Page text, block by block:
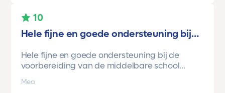
Onze oudste dochter begon ooit op mavo-
kader. Een lieve, slimme meid, maar soms
toetsen van Toetsmij.....helder, betrouwbaar,
precies op niveau en altijd met ruimte om te
groeien kreeg ze stap voor stap het
10
Hele fijne en goede ondersteuning bij…
Hele fijne en goede ondersteuning bij de
voorbereiding van de middelbare school
gemaakt van Toetsmij. Realistische toetsen.
Mea